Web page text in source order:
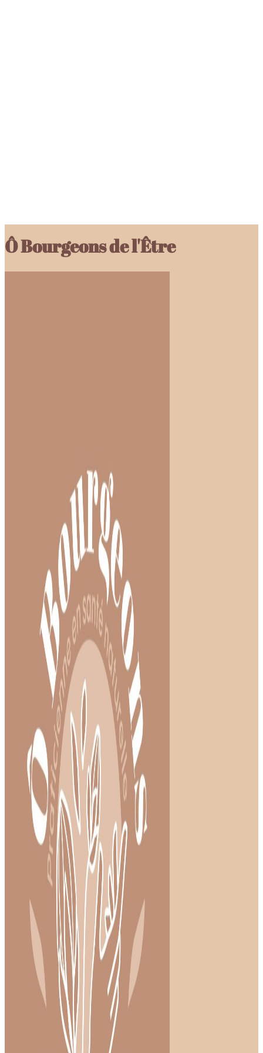
Ô Bourgeons de l'Être